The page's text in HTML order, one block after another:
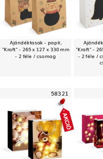
Ajándéktasak - papír,
"Kraft" - 265 x 127 x 330 mm
- 2 féle / csomag
"Kraft" -
- 2 féle /
58321